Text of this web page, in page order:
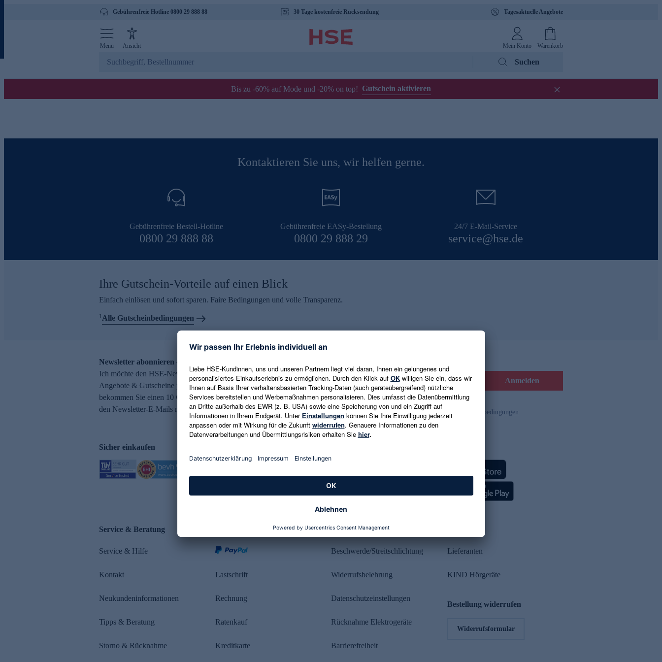
Gebührenfreie Hotline 0800 29 888 88 30 Tage kostenfreie Rücksendung Tagesaktuelle Angebote
Menü Ansicht Mein Konto Warenkorb
Suchen
Bis zu -60% auf Mode und -20% on top! Gutschein aktivieren
Kontaktieren Sie uns, wir helfen gerne.
Gebührenfreie Bestell-Hotline
0800 29 888 88
Gebührenfreie EASy-Bestellung
0800 29 888 29
24/7 E-Mail-Service
service@hse.de
Ihre Gutschein-Vorteile auf einen Blick
Einfach einlösen und sofort sparen. Faire Bedingungen und volle Transparenz.
1Alle Gutscheinbedingungen
Newsletter abonnieren – 10 € Gutschein erhalten
Ich möchte den HSE-Newsletter abonnieren und aktuelle Trends,
Angebote & Gutscheine per E-Mail erhalten. Als Dankeschön
bekommen Sie einen 10 € Gutschein. Eine Abmeldung ist jederzeit in
den Newsletter-E-Mails möglich.
E-Mail-Adresse eingeben Anmelden
Es gelten die Datenschutzrichtlinien und die Gutscheinbedingungen
Sicher einkaufen
Service & Beratung
Service & Hilfe
Kontakt
Neukundeninformationen
Tipps & Beratung
Storno & Rücknahme
Lastschrift
Rechnung
Ratenkauf
Kreditkarte
Rechtliches
Beschwerde/Streitschlichtung
Widerrufsbelehrung
Datenschutzeinstellungen
Rücknahme Elektrogeräte
Barrierefreiheit
Lieferanten
KIND Hörgeräte
Bestellung widerrufen
Widerrufsformular